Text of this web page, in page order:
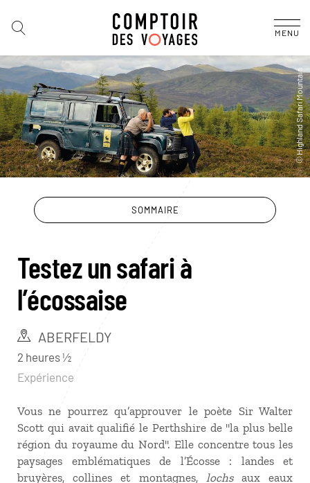
MENU
SOMMAIRE
Testez un safari à
l’écossaise
ABERFELDY
2 heures ½
Expérience
Vous ne pourrez qu’approuver le poète Sir Walter
Scott qui avait qualifié le Perthshire de "la plus belle
région du royaume du Nord". Elle concentre tous les
paysages emblématiques de l’Écosse : landes et
bruyères, collines et montagnes, lochsaux eaux